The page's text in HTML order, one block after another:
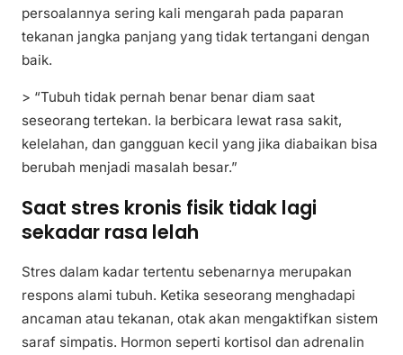
persoalannya sering kali mengarah pada paparan
tekanan jangka panjang yang tidak tertangani dengan
baik.
> “Tubuh tidak pernah benar benar diam saat
seseorang tertekan. Ia berbicara lewat rasa sakit,
kelelahan, dan gangguan kecil yang jika diabaikan bisa
berubah menjadi masalah besar.”
Saat stres kronis fisik tidak lagi
sekadar rasa lelah
Stres dalam kadar tertentu sebenarnya merupakan
respons alami tubuh. Ketika seseorang menghadapi
ancaman atau tekanan, otak akan mengaktifkan sistem
saraf simpatis. Hormon seperti kortisol dan adrenalin